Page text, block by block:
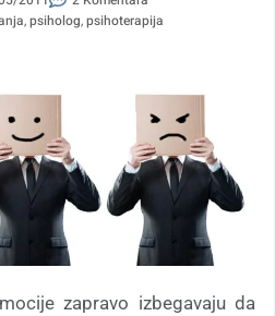
,psiholog,psihoterapija
zapravo izbegavaju da